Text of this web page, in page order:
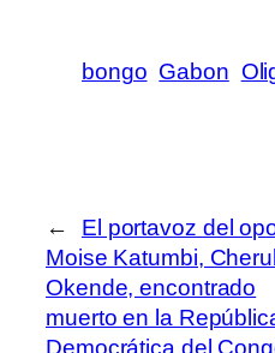
bongo Gabon
←
El portavoz del
Moise Katumbi,
Okende, encontrado
muerto en la
Democrática del